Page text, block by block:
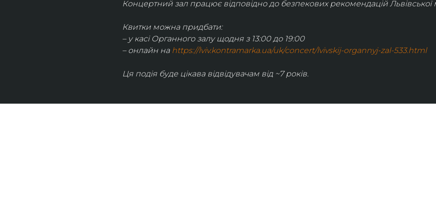
Концертний зал працює відповідно до безпекових рекомендацій Львівської
Квитки можна придбати:
– у касі Органного залу щодня з 13:00 до 19:00
– онлайн на https://lviv.kontramarka.ua/uk/concert/lvivskij-organnyj-zal-533.html
Ця подія буде цікава відвідувачам від ~7 років.